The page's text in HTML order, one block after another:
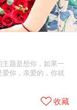
题是想你，如果一
你，亲爱的，你就
收藏